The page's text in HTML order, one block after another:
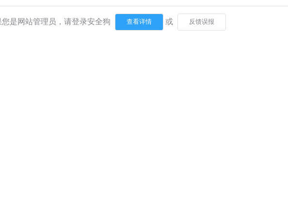
您是网站管理员，请登录安全狗 或